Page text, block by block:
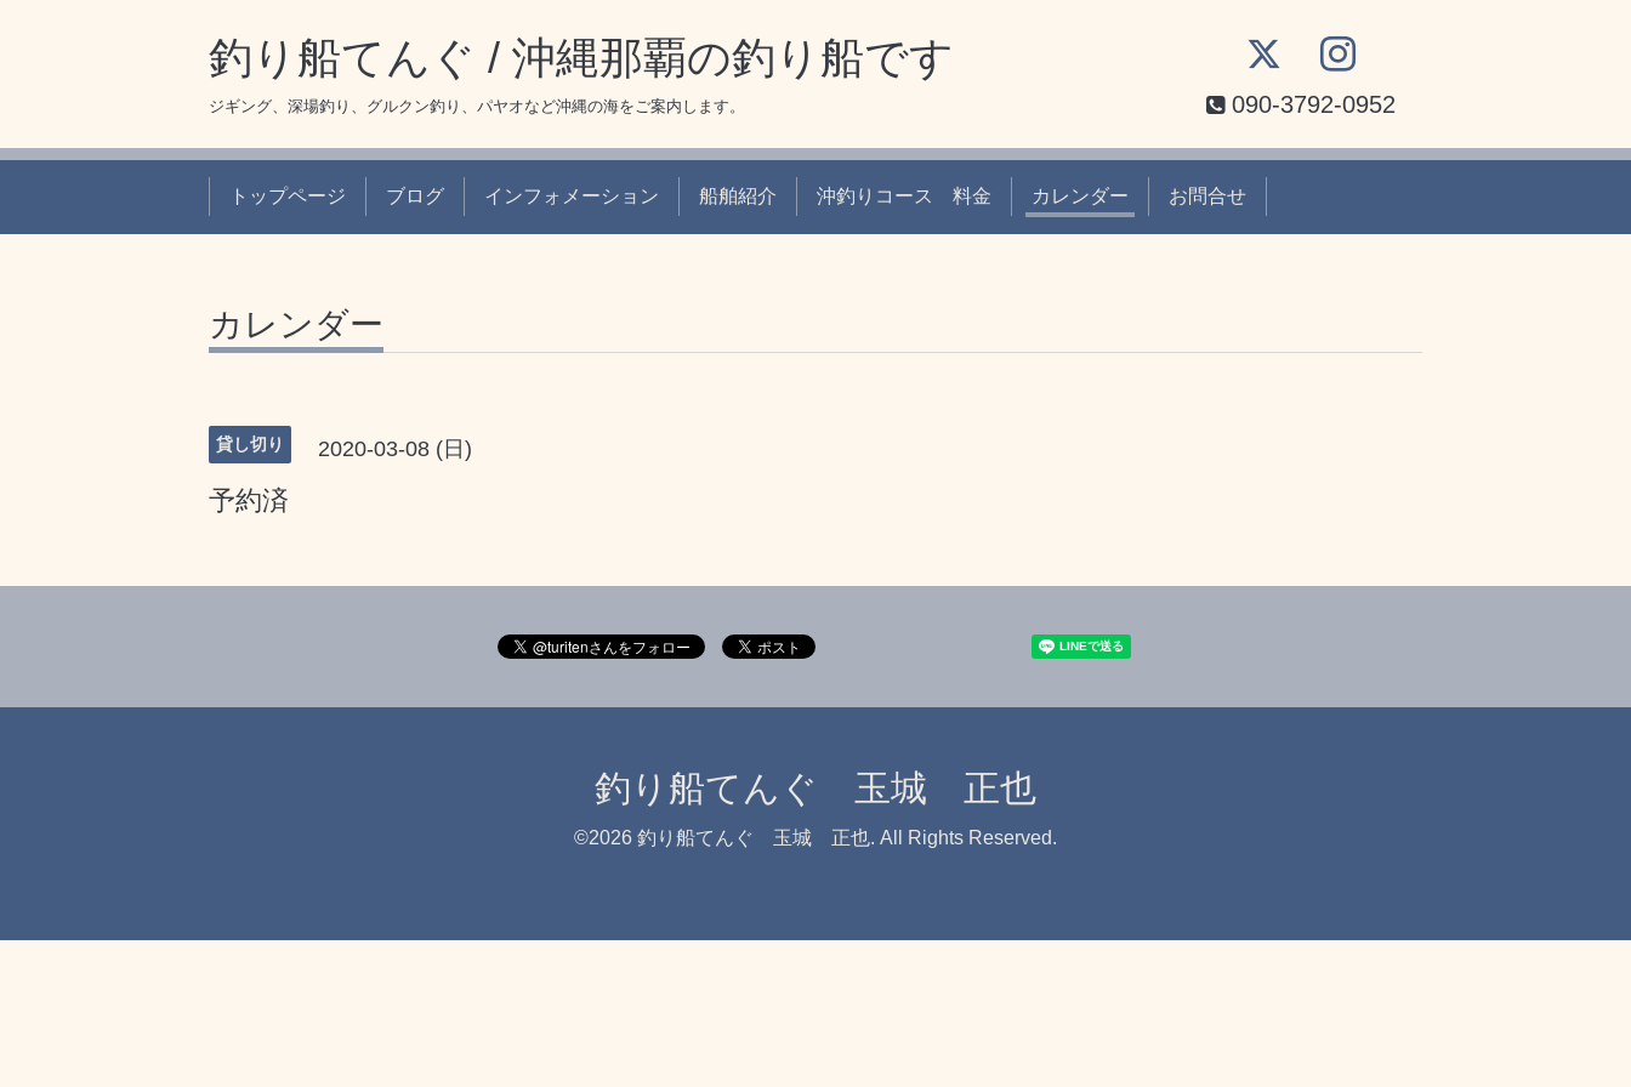
釣り船てんぐ / 沖縄那覇の釣り船です
ジギング、深場釣り、グルクン釣り、パヤオなど沖縄の海をご案内します。 090-3792-0952
トップページ ブログ インフォメーション 船舶紹介 沖釣りコース 料金 カレンダー お問合せ
カレンダー
貸し切り 2020-03-08 (日)
予約済
釣り船てんぐ 玉城 正也
©2026 釣り船てんぐ 玉城 正也. All Rights Reserved.